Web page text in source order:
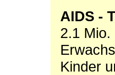
AIDS -
2.1 Mio.
Kinder